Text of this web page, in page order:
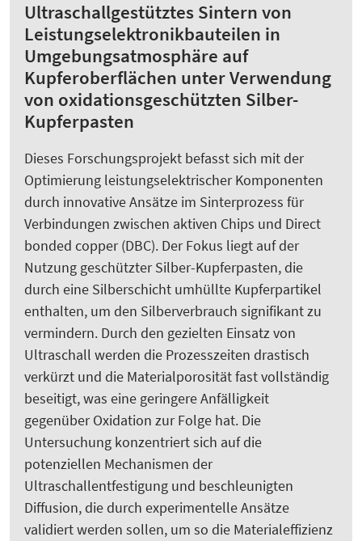
Ultraschallgestütztes Sintern von
Leistungselektronikbauteilen in
Umgebungsatmosphäre auf
Kupferoberflächen unter Verwendung
von oxidationsgeschützten Silber-
Kupferpasten
Dieses Forschungsprojekt befasst sich mit der
Optimierung leistungselektrischer Komponenten
durch innovative Ansätze im Sinterprozess für
Verbindungen zwischen aktiven Chips und Direct
bonded copper (DBC). Der Fokus liegt auf der
Nutzung geschützter Silber-Kupferpasten, die
durch eine Silberschicht umhüllte Kupferpartikel
enthalten, um den Silberverbrauch signifikant zu
vermindern. Durch den gezielten Einsatz von
Ultraschall werden die Prozesszeiten drastisch
verkürzt und die Materialporosität fast vollständig
beseitigt, was eine geringere Anfälligkeit
gegenüber Oxidation zur Folge hat. Die
Untersuchung konzentriert sich auf die
potenziellen Mechanismen der
Ultraschallentfestigung und beschleunigten
Diffusion, die durch experimentelle Ansätze
validiert werden sollen, um so die Materialeffizienz